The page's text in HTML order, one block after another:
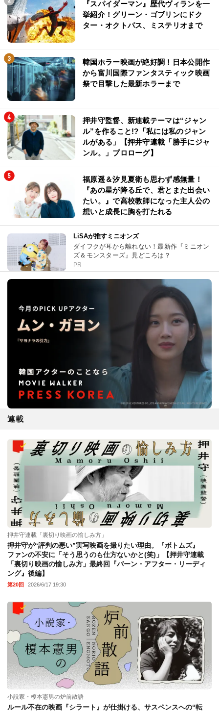
『スパイダーマン』歴代ヴィランを一
挙紹介！グリーン・ゴブリンにドク
ター・オクトパス、ミステリオまで
韓国ホラー映画が絶好調！日本公開作
から富川国際ファンタスティック映画
祭で目撃した最新ホラーまで
押井守監督、新連載テーマは“ジャン
ル”を作ること!?「私には私のジャン
ルがある」【押井守連載「勝手にジャ
ンル。」プロローグ】
福原遥＆汐見夏衛も思わず感無量！
『あの星が降る丘で、君とまた出会い
たい。』で高校教師になった主人公の
想いと成長に胸を打たれる
LiSAが推すミニオンズ
ダイフクが耳から離れない！最新作『ミニオン
ズ＆モンスターズ』見どころは？
PR
連載
押井守連載「裏切り映画の愉しみ方」
押井守が“評判の悪い”実写映画を撮りたい理由。『ボトムズ』
ファンの不安に「そう思うのも仕方ないかと(笑)」【押井守連載
「裏切り映画の愉しみ方」最終回『バーン・アフター・リーディ
ング』後編】
第20回 2026/6/17 19:30
小説家・榎本憲男の炉前散語
ルール不在の映画『シラート』が仕掛ける、サスペンスへの“転